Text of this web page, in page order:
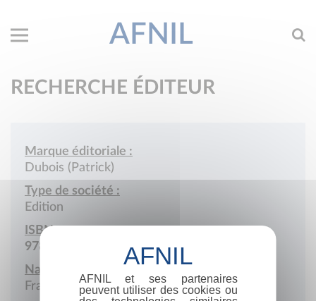
AFNIL
RECHERCHE ÉDITEUR
Marque éditoriale :
Dubois (Patrick)
Type de société :
Edition
ISBN :
978-2-904154
Nationalité :
France
AFNIL et ses partenaires
peuvent utiliser des cookies ou